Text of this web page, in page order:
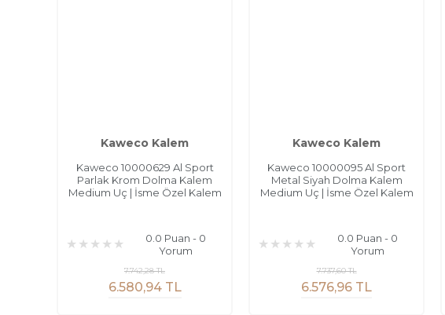
Kaweco Kalem
Kaweco 10000629 Al Sport
Parlak Krom Dolma Kalem
Medium Uç | İsme Özel Kalem
0.0 Puan - 0
Yorum
6.580,94 TL
7.742,28 TL
Kaweco Kalem
Kaweco 10000095 Al Sport
Metal Siyah Dolma Kalem
Medium Uç | İsme Özel Kalem
0.0 Puan - 0
Yorum
6.576,96 TL
7.737,60 TL